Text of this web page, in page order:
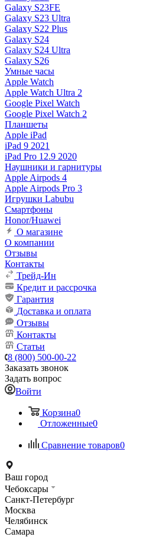
Galaxy S23FE
Galaxy S23 Ultra
Galaxy S22 Plus
Galaxy S24
Galaxy S24 Ultra
Galaxy S26
Умные часы
Apple Watch
Apple Watch Ultra 2
Google Pixel Watch
Google Pixel Watch 2
Планшеты
Apple iPad
iPad 9 2021
iPad Pro 12.9 2020
Наушники и гарнитуры
Apple Airpods 4
Apple Airpods Pro 3
Игрушки Labubu
Смартфоны
Honor/Huawei
О магазине
О компании
Отзывы
Контакты
Трейд-Ин
Кредит и рассрочка
Гарантия
Доставка и оплата
Отзывы
Контакты
Статьи
8 (800) 500-00-22
Заказать звонок
Задать вопрос
Войти
Корзина0
Отложенные0
Сравнение товаров0
Ваш город
Чебоксары
Санкт-Петербург
Москва
Челябинск
Самара